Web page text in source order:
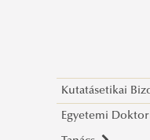
Kutatásetikai
Bemutatkozás
Egyetemi